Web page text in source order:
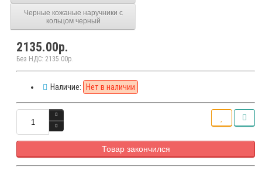
Черные кожаные наручники с
кольцом черный
2135.00р.
Без НДС: 2135.00р.
Наличие: Нет в наличии
Товар закончился